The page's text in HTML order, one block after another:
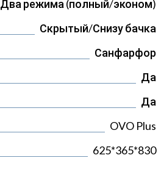
Два режима (полный/эконом)
Скрытый/Снизу бачка
Санфарфор
Да
Да
OVO Plus
625*365*830